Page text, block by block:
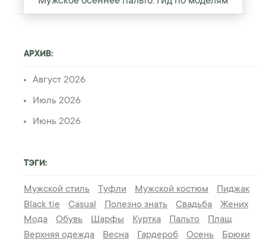
АРХИВ:
Август 2026
Июль 2026
Июнь 2026
ТЭГИ:
Мужской стиль Туфли Мужской костюм
Пиджак
Black tie
Casual Полезно знать Свадьба
Жених
Мода
Обувь Шарфы Куртка Пальто
Плащ
Верхняя одежда
Весна Гардероб Осень
Брюки